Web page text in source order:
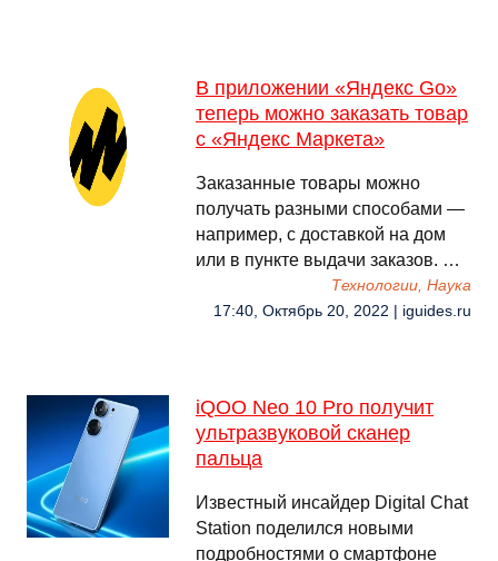
В приложении «Яндекс Go»
теперь можно заказать товар
с «Яндекс Маркета»
Заказанные товары можно
получать разными способами —
например, с доставкой на дом
или в пункте выдачи заказов. …
Технологии, Наука
17:40, Октябрь 20, 2022 | iguides.ru
iQOO Neo 10 Pro получит
ультразвуковой сканер
пальца
Известный инсайдер Digital Chat
Station поделился новыми
подробностями о смартфоне